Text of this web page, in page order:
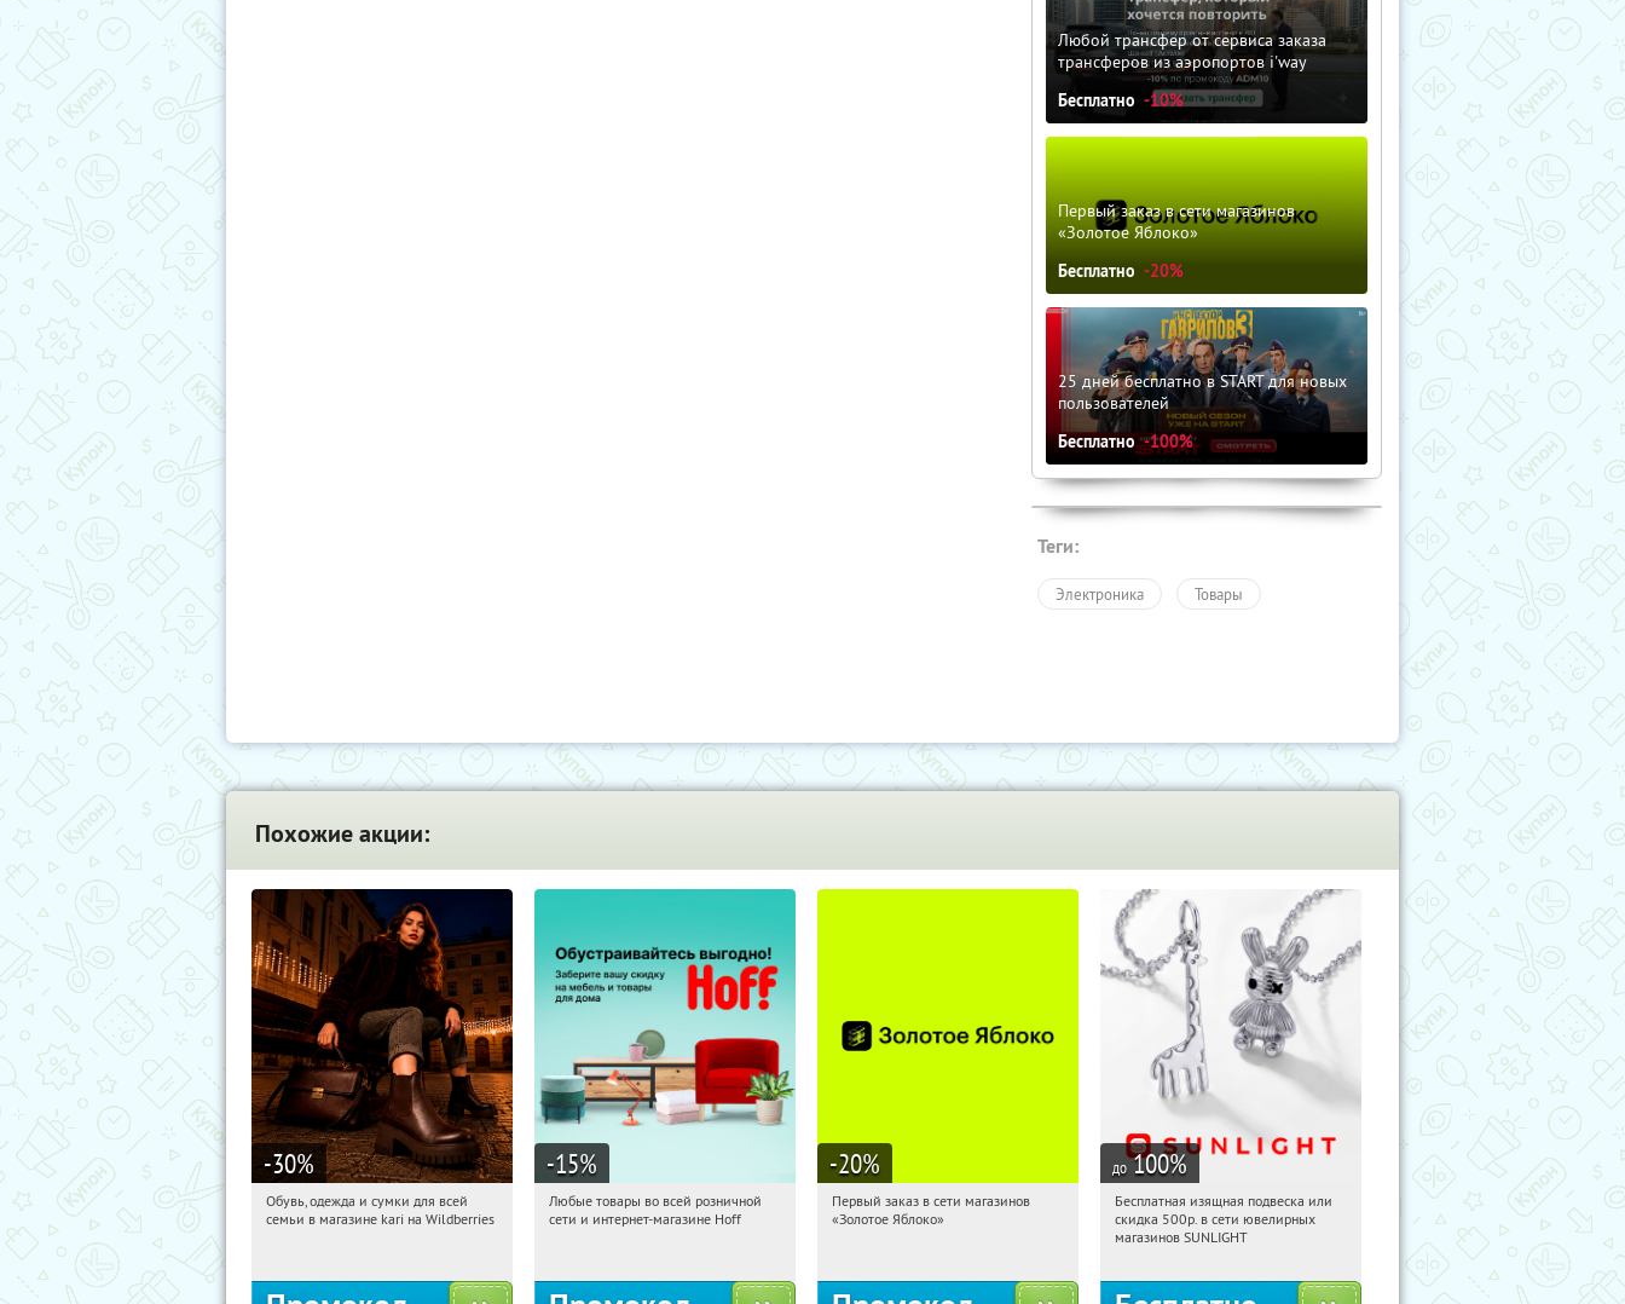
Любой трансфер от сервиса заказа
трансферов из аэропортов i'way
Бесплатно -10%
Первый заказ в сети магазинов
«Золотое Яблоко»
Бесплатно -20%
25 дней бесплатно в START для новых
пользователей
Бесплатно -100%
Теги:
Электроника Товары
Похожие акции:
-30%
17:02:45 Получили:
Обувь, одежда и сумки для всей
семьи в магазине kari на Wildberries
-15%
17:02:45 Получили:
Любые товары во всей розничной
сети и интернет-магазине Hoff
-20%
17:02:45
Получи первым!
Первый заказ в сети магазинов
«Золотое Яблоко»
до 100%
17:02:45 Получили:
Россия
Бесплатная изящная подвеска или
скидка 500р. в сети ювелирных
магазинов SUNLIGHT